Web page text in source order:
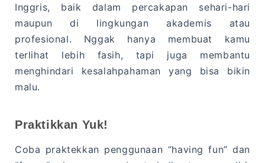
Inggris, baik dalam percakapan sehari-hari
maupun di lingkungan akademis atau
profesional. Nggak hanya membuat kamu
terlihat lebih fasih, tapi juga membantu
menghindari kesalahpahaman yang bisa bikin
malu.
Praktikkan Yuk!
Coba praktekkan penggunaan “having fun” dan